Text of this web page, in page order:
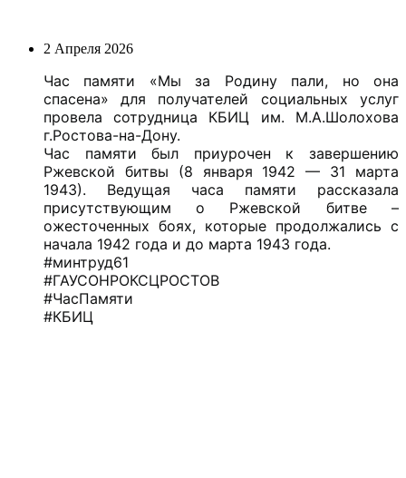
2 Апреля 2026
Час памяти «Мы за Родину пали, но она
спасена» для получателей социальных услуг
провела сотрудница КБИЦ им. М.А.Шолохова
г.Ростова-на-Дону.
Час памяти был приурочен к завершению
Ржевской битвы (8 января 1942 — 31 марта
1943). Ведущая часа памяти рассказала
присутствующим о Ржевской битве –
ожесточенных боях, которые продолжались с
начала 1942 года и до марта 1943 года.
#минтруд61
#ГАУСОНРОКСЦРОСТОВ
#ЧасПамяти
#КБИЦ